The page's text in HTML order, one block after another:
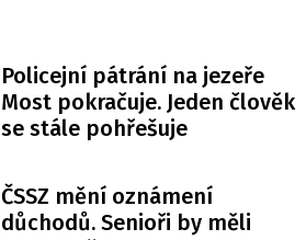
Policejní pátrání na jezeře
Most pokračuje. Jeden člověk
se stále pohřešuje
ČSSZ mění oznámení
důchodů. Senioři by měli